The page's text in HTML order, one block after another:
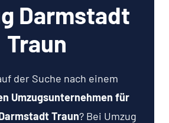
Darmstadt
Traun
der Suche nach einem
Umzugsunternehmen für
Traun? Bei Umzug